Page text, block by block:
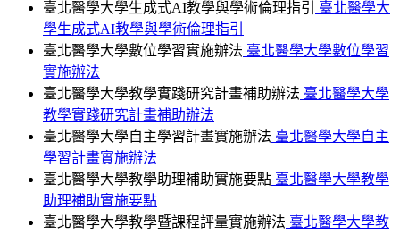
臺北醫學大學生成式AI教學與學術倫理指引
臺北醫學大
學生成式AI教學與學術倫理指引
臺北醫學大學數位學習實施辦法 臺北醫學大學數位學習
實施辦法
臺北醫學大學教學實踐研究計畫補助辦法 臺北醫學大學
教學實踐研究計畫補助辦法
臺北醫學大學自主學習計畫實施辦法 臺北醫學大學自主
學習計畫實施辦法
臺北醫學大學教學助理補助實施要點 臺北醫學大學教學
助理補助實施要點
臺北醫學大學教學暨課程評量實施辦法 臺北醫學大學教